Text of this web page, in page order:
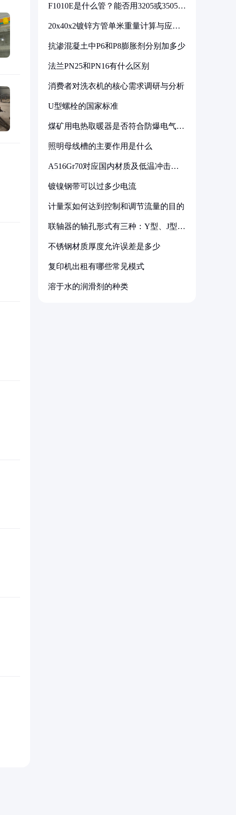
F1010E是什么管？能否用3205或3505代
20x40x2镀锌方管单米重量计算与应用
抗渗混凝土中P6和P8膨胀剂分别加多少
法兰PN25和PN16有什么区别
消费者对洗衣机的核心需求调研与分析
U型螺栓的国家标准
煤矿用电热取暖器是否符合防爆电气设
照明母线槽的主要作用是什么
A516Gr70对应国内材质及低温冲击要
镀镍钢带可以过多少电流
计量泵如何达到控制和调节流量的目的
联轴器的轴孔形式有三种：Y型、J型、
不锈钢材质厚度允许误差是多少
复印机出租有哪些常见模式
溶于水的润滑剂的种类